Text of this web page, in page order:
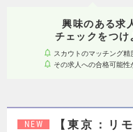
興味のある求
チェックをつけ
スカウトのマッチング精
その求人への合格可能性
NEW
【東京：リ